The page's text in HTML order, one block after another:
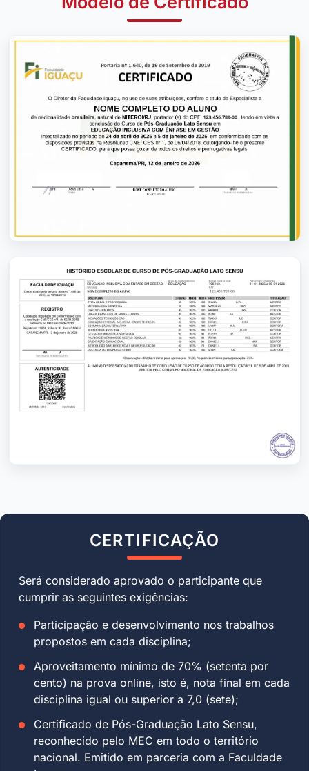
CERTIFICAÇÃO
Será considerado aprovado o participante que
cumprir as seguintes exigências:
Participação e desenvolvimento nos trabalhos
propostos em cada disciplina;
Aproveitamento mínimo de 70% (setenta por
cento) na prova online, isto é, nota final em cada
disciplina igual ou superior a 7,0 (sete);
Certificado de Pós-Graduação Lato Sensu,
reconhecido pelo MEC em todo o território
nacional. Emitido em parceria com a Faculdade